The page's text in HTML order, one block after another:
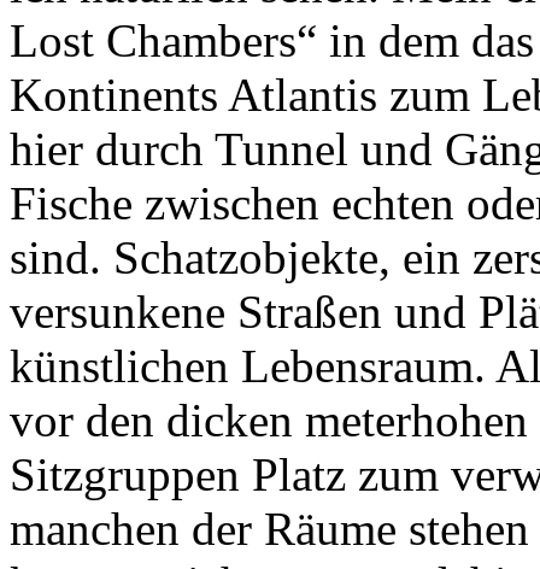
Lost Chambers“ in dem
Kontinents Atlantis zum
hier durch Tunnel und
Fische zwischen echten
sind. Schatzobjekte, ein
versunkene Straßen und
künstlichen Lebensraum.
vor den dicken
Sitzgruppen Platz zum
manchen der Räume